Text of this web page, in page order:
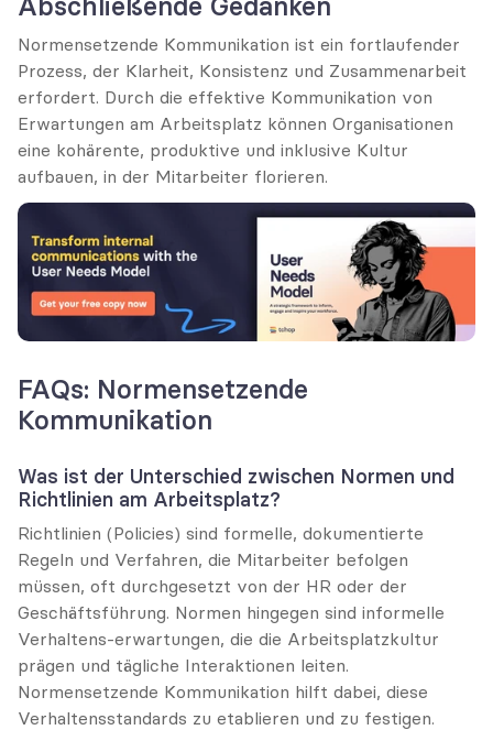
Normensetzende Kommunikation ist ein fortlaufender
Prozess, der Klarheit, Konsistenz und Zusammenarbeit
erfordert. Durch die effektive Kommunikation von
Erwartungen am Arbeitsplatz können Organisationen
eine kohärente, produktive und inklusive Kultur
aufbauen, in der Mitarbeiter florieren.
FAQs: Normensetzende
Kommunikation
Was ist der Unterschied zwischen Normen und
Richtlinien am Arbeitsplatz?
Richtlinien (Policies) sind formelle, dokumentierte
Regeln und Verfahren, die Mitarbeiter befolgen
müssen, oft durchgesetzt von der HR oder der
Geschäftsführung. Normen hingegen sind informelle
Verhaltens-erwartungen, die die Arbeitsplatzkultur
prägen und tägliche Interaktionen leiten.
Normensetzende Kommunikation hilft dabei, diese
Verhaltensstandards zu etablieren und zu festigen.